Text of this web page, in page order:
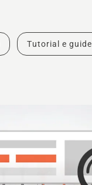
Tutorial e guide